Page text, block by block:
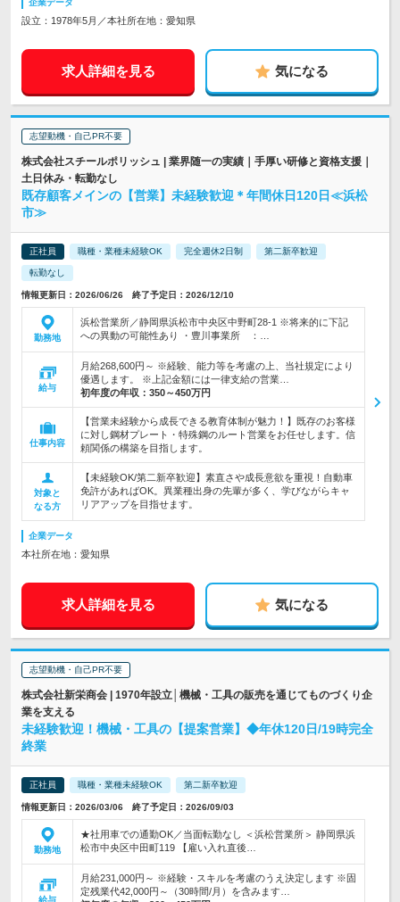
企業データ
設立：1978年5月／本社所在地：愛知県
求人詳細を見る 気になる
志望動機・自己PR不要
株式会社スチールポリッシュ | 業界随一の実績｜手厚い研修と資格支援｜
土日休み・転勤なし
既存顧客メインの【営業】未経験歓迎＊年間休日120日≪浜松
市≫
正社員 職種・業種未経験OK 完全週休2日制 第二新卒歓迎
転勤なし
情報更新日：2026/06/26 終了予定日：2026/12/10
勤務地
浜松営業所／静岡県浜松市中央区中野町28-1 ※将来的に下記
への異動の可能性あり ・豊川事業所 ：…
給与
月給268,600円～ ※経験、能力等を考慮の上、当社規定により
優遇します。 ※上記金額には一律支給の営業…
初年度の年収： 350～450万円
仕事内容
【営業未経験から成長できる教育体制が魅力！】既存のお客様
に対し鋼材プレート・特殊鋼のルート営業をお任せします。信
頼関係の構築を目指します。
対象と
なる方
【未経験OK/第二新卒歓迎】素直さや成長意欲を重視！自動車
免許があればOK。異業種出身の先輩が多く、学びながらキャ
リアアップを目指せます。
企業データ
本社所在地：愛知県
求人詳細を見る 気になる
志望動機・自己PR不要
株式会社新栄商会 | 1970年設立│機械・工具の販売を通じてものづくり企
業を支える
未経験歓迎！機械・工具の【提案営業】◆年休120日/19時完全
終業
正社員 職種・業種未経験OK 第二新卒歓迎
情報更新日：2026/03/06 終了予定日：2026/09/03
勤務地
★社用車での通勤OK／当面転勤なし ＜浜松営業所＞ 静岡県浜
松市中央区中田町119 【雇い入れ直後…
給与
月給231,000円～ ※経験・スキルを考慮のうえ決定します ※固
定残業代42,000円～（30時間/月）を含みます…